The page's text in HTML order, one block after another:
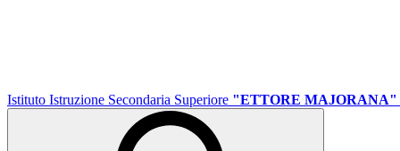
Istituto Istruzione Secondaria Superiore "ETTORE MAJORANA"